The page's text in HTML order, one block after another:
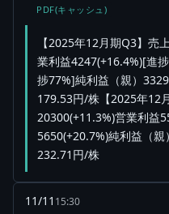
PDF(キャッシュ)
【2025年12月期Q3】売
業利益4247(+16.4%)[進
捗77%]純利益（親）
179.53円/株【2025年12
20300(+11.3%)営業利益
5650(+20.7%)純利益（親
232.71円/株
11/11 15:30